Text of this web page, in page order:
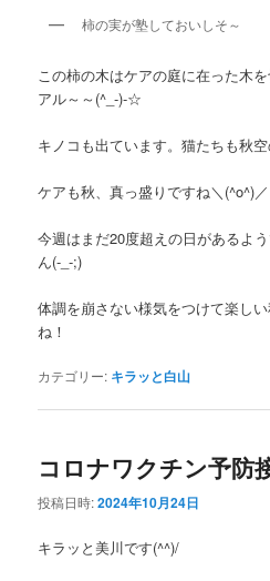
柿の実が塾しておいしそ～
この柿の木はケアの庭に在った木
アル～～(^_-)-☆
キノコも出ています。猫たちも秋
ケアも秋、真っ盛りですね＼(^o^)／
今週はまだ20度超えの日があるよ
ん(-_-;)
体調を崩さない様気をつけて楽し
ね！
カテゴリー: キラッと白山
コロナワクチン予防
投稿日時:2024年10月24日
キラッと美川です(^^)/